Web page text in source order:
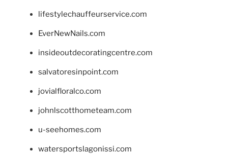
lifestylechauffeurservice.com
EverNewNails.com
insideoutdecoratingcentre.com
salvatoresinpoint.com
jovialfloralco.com
johnlscotthometeam.com
u-seehomes.com
watersportslagonissi.com